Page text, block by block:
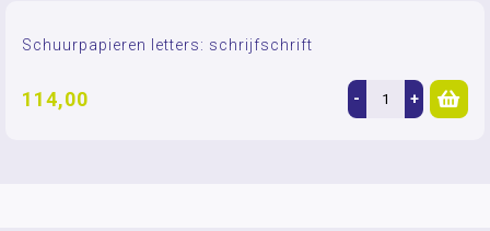
Schuurpapieren letters: schrijfschrift
114,00 - +